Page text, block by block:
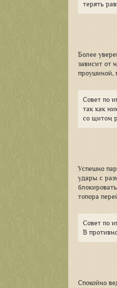
терять
Более
зависит от
проушиной,
Совет по
так как
со щитом
Успешно
удары с
топора
Совет по
В
Спокойно